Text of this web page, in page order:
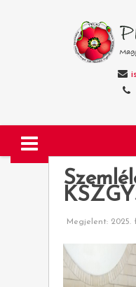
Megjelent: 2025.